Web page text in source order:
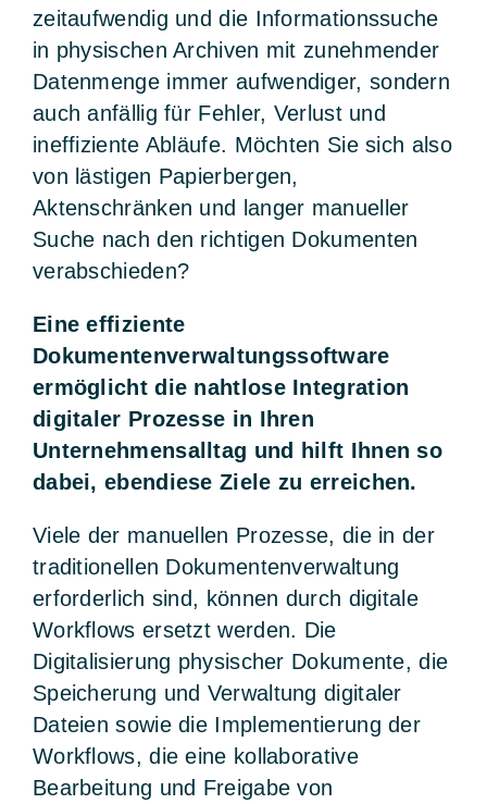
zeitaufwendig und die Informationssuche
in physischen Archiven mit zunehmender
Datenmenge immer aufwendiger, sondern
auch anfällig für Fehler, Verlust und
ineffiziente Abläufe. Möchten Sie sich also
von lästigen Papierbergen,
Aktenschränken und langer manueller
Suche nach den richtigen Dokumenten
verabschieden?
Eine effiziente
Dokumentenverwaltungssoftware
ermöglicht die nahtlose Integration
digitaler Prozesse in Ihren
Unternehmensalltag und hilft Ihnen so
dabei, ebendiese Ziele zu erreichen.
Viele der manuellen Prozesse, die in der
traditionellen Dokumentenverwaltung
erforderlich sind, können durch digitale
Workflows ersetzt werden. Die
Digitalisierung physischer Dokumente, die
Speicherung und Verwaltung digitaler
Dateien sowie die Implementierung der
Workflows, die eine kollaborative
Bearbeitung und Freigabe von